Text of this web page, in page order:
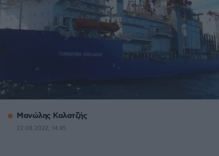
Μανώλης Καλατζής
22.08.2022, 14:45